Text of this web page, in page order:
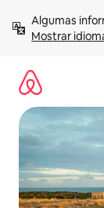
para
Mostrar